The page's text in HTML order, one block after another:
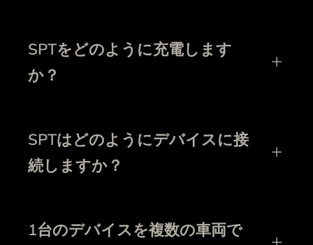
SPTをどのように充電します
か？
SPTはどのようにデバイスに接
続しますか？
1台のデバイスを複数の車両で